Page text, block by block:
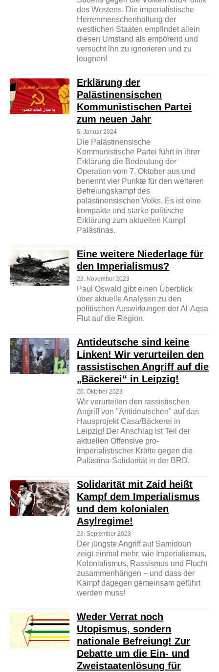
des Westens. Die imperialistische
Herrenmenschenhaltung der
westlichen Staaten empfindet allein
diesen Umstand als empörend und
versucht ihn zu ignorieren und zu
leugnen!
Erklärung der
Palästinensischen
Kommunistischen Partei
zum neuen Jahr
5. Januar 2024
Die Palästinensische
Kommunistische Partei führt in ihrer
Erklärung die Bedeutung der
Operation vom 7. Oktober aus und
benennt vier Punkte für den weiteren
Befreiungskampf des
palästinensischen Volks. Es ist eine
kompakte und starke politische
Erklärung zum aktuellen Kampf
Palästinas.
Eine weitere Niederlage für
den Imperialismus?
23. November 2023
Paul Oswald gibt einen Überblick
über aktuelle Analysen zu den
politischen Auswirkungen der Al-Aqsa
Flut auf die Region.
Antideutsche sind keine
Linken! Wir verurteilen den
rassistischen Angriff auf die
„Bäckerei“ in Leipzig!
26. Oktober 2023
Wir verurteilen den rassistischen
Angriff von "Antideutschen" auf das
Hausprojekt Casa/Bäckerei in
Leipzig! Der Anschlag ist Teil der
aktuellen Offensive pro-
imperialistischer Kräfte gegen die
Palästina-Solidarität in der BRD.
Solidarität mit Zaid heißt
Kampf dem Imperialismus
und dem kolonialen
Asylregime!
23. September 2023
Der jüngste Angriff auf Samidoun
zeigt einmal mehr, wie Imperialismus,
Kolonialismus, Rassismus und Flucht
zusammenhängen – und dass der
Kampf dagegen gemeinsam geführt
werden muss!
Weder Verrat noch
Utopismus, sondern
nationale Befreiung! Zur
Debatte um die Ein- und
Zweistaatenlösung für